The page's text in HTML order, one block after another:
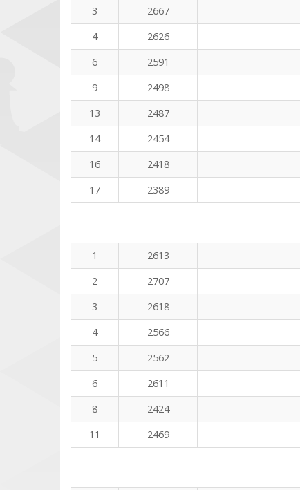
3
2667
4
2626
6
2591
9
2498
13
2487
14
2454
16
2418
17
2389
1
2613
2
2707
3
2618
4
2566
5
2562
6
2611
8
2424
11
2469